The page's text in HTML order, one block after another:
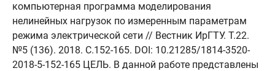
компьютерная программа моделирования
нелинейных нагрузок по измеренным параметрам
режима электрической сети // Вестник ИрГТУ. Т.22.
№5 (136). 2018. C.152-165. DOI: 10.21285/1814-3520-
2018-5-152-165 ЦЕЛЬ. В данной работе представлены